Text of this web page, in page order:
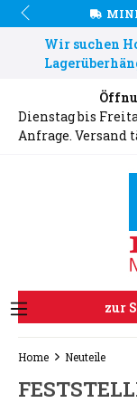
Wir suchen
Dienstag bis
Anfrage. Versand
zur
Home Neuteile